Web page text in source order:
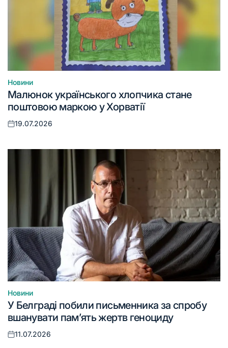
Опублікувати
у
Новини
Малюнок українського хлопчика стане
поштовою маркою у Хорватії
Оприлюднено
19.07.2026
Опублікувати
у
Новини
У Белграді побили письменника за спробу
вшанувати пам’ять жертв геноциду
Оприлюднено
11.07.2026